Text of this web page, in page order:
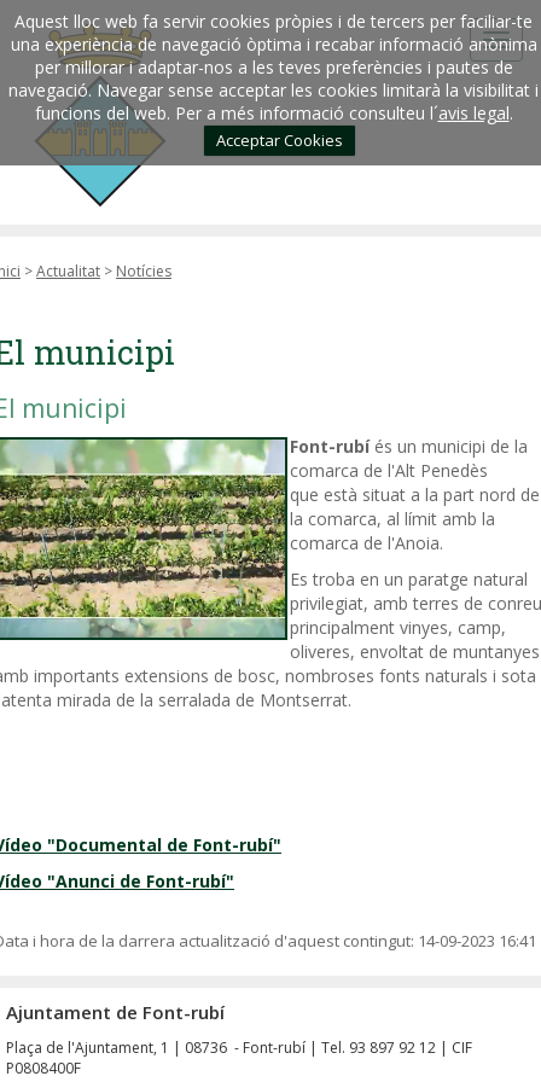
Aquest lloc web fa servir cookies pròpies i de tercers per faciliar-te
una experiència de navegació òptima i recabar informació anònima
per millorar i adaptar-nos a les teves preferències i pautes de
navegació. Navegar sense acceptar les cookies limitarà la visibilitat i
funcions del web. Per a més informació consulteu l´avis legal.
Acceptar Cookies
>Actualitat > Notícies
municipi
municipi
Font-rubíés un municipi de la
comarca de l'Alt Penedès
que està situat a la part nord de
la comarca, al límit amb la
comarca de l'Anoia.
Es troba en un paratge natural
privilegiat, amb terres de
principalment vinyes, camp,
oliveres, envoltat de muntanyes
importants extensions de bosc, nombroses fonts naturals i sota
mirada de la serralada de Montserrat.
"Documental de Font-rubí"
"Anunci de Font-rubí"
i hora de la darrera actualització d'aquest contingut: 14-09-2023 16:41
Ajuntament de Font-rubí
Plaça de l'Ajuntament, 1 | 08736 - Font-rubí | Tel. 93 897 92 12 | CIF
P0808400F